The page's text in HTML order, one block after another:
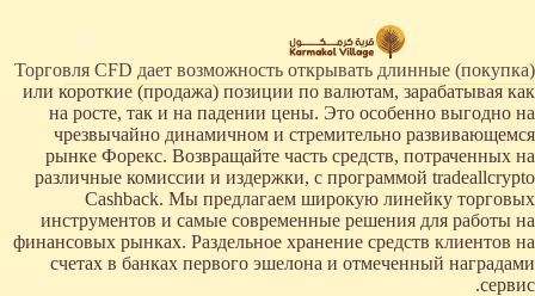
Торговля CFD дает возможность открывать длинные (покупка)
или короткие (продажа) позиции по валютам, зарабатывая как
на росте, так и на падении цены. Это особенно выгодно на
чрезвычайно динамичном и стремительно развивающемся
рынке Форекс. Возвращайте часть средств, потраченных на
различные комиссии и издержки, с программой tradeallcrypto
Cashback. Мы предлагаем широкую линейку торговых
инструментов и самые современные решения для работы на
финансовых рынках. Раздельное хранение средств клиентов на
счетах в банках первого эшелона и отмеченный наградами
сервис.